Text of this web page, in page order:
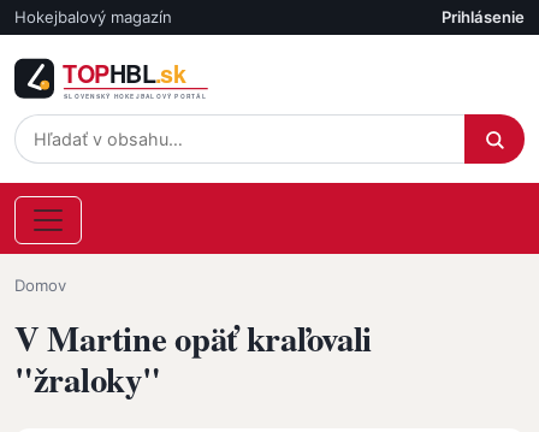
Skočiť na hlavný obsah
Hokejbalový magazín Účet
Prihlásenie
Omrvinka
Domov
V Martine opäť kraľovali
"žraloky"